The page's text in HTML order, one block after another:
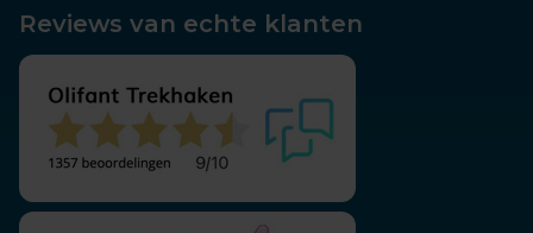
Reviews van echte klanten